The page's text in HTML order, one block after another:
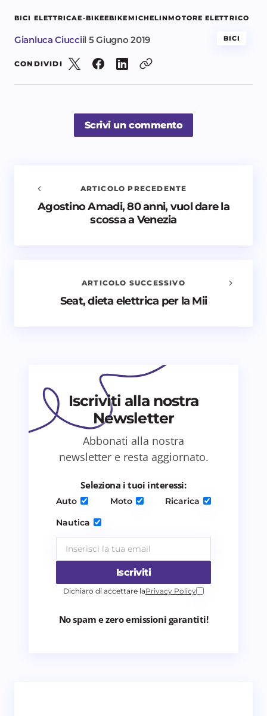
BICI ELETTRICAE-BIKEEBIKEMICHELINMOTORE ELETTRICO
Gianluca Ciucciil 5 Giugno 2019 BICI
CONDIVIDI
Scrivi un commento
Il tuo commento *
Salva il mio nome e email in questo browser
per il prossimo commento.
Avvisami quando vengono aggiunti nuovi
ARTICOLO PRECEDENTE
Agostino Amadi, 80 anni, vuol dare la
scossa a Venezia
ARTICOLO SUCCESSIVO
Seat, dieta elettrica per la Mii
Iscriviti alla nostra
Newsletter
Abbonati alla nostra
newsletter e resta aggiornato.
Seleziona i tuoi interessi:
Auto Moto
Ricarica
Nautica
Iscriviti
Dichiaro di accettare laPrivacy Policy
No spam e zero emissioni garantiti!